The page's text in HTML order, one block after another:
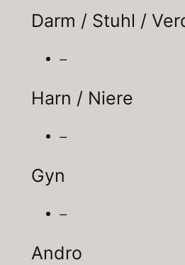
Darm / Stuhl /
–
Harn / Niere
–
Gyn
–
Andro